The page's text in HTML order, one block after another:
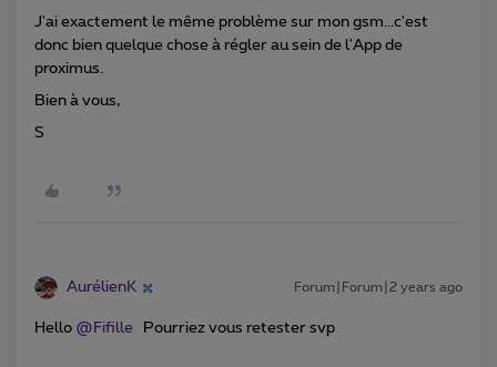
J'ai exactement le même problème sur mon gsm...c'est
donc bien quelque chose à régler au sein de l'App de
proximus.
Bien à vous,
S
AurélienK Forum|Forum|2 years ago
Hello @Fifille Pourriez vous retester svp